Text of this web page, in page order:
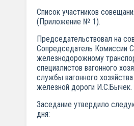
Список участников
(Приложение № 1).
Председательствовал на
Сопредседатель Комиссии
железнодорожному
специалистов вагонного
службы вагонного
железной дороги И.С.Бычек.
Заседание утвердило
дня: